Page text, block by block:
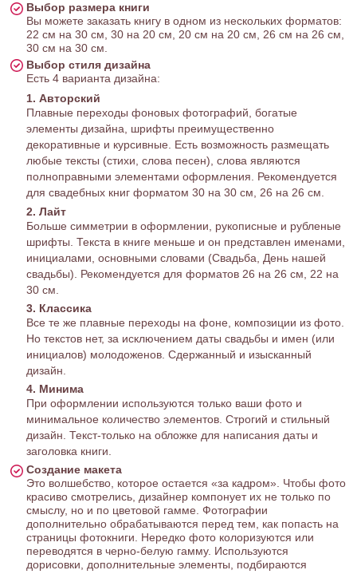
Выбор размера книги
Вы можете заказать книгу в одном из нескольких форматов:
22 см на 30 см, 30 на 20 см, 20 см на 20 см, 26 см на 26 см,
30 см на 30 см.
Выбор стиля дизайна
Есть 4 варианта дизайна:
1. Авторский
Плавные переходы фоновых фотографий, богатые
элементы дизайна, шрифты преимущественно
декоративные и курсивные. Есть возможность размещать
любые тексты (стихи, слова песен), слова являются
полноправными элементами оформления. Рекомендуется
для свадебных книг форматом 30 на 30 см, 26 на 26 см.
2. Лайт
Больше симметрии в оформлении, рукописные и рубленые
шрифты. Текста в книге меньше и он представлен именами,
инициалами, основными словами (Свадьба, День нашей
свадьбы). Рекомендуется для форматов 26 на 26 см, 22 на
30 см.
3. Классика
Все те же плавные переходы на фоне, композиции из фото.
Но текстов нет, за исключением даты свадьбы и имен (или
инициалов) молодоженов. Сдержанный и изысканный
дизайн.
4. Минима
При оформлении используются только ваши фото и
минимальное количество элементов. Строгий и стильный
дизайн. Текст-только на обложке для написания даты и
заголовка книги.
Создание макета
Это волшебство, которое остается «за кадром». Чтобы фото
красиво смотрелись, дизайнер компонует их не только по
смыслу, но и по цветовой гамме. Фотографии
дополнительно обрабатываются перед тем, как попасть на
страницы фотокниги. Нередко фото колоризуются или
переводятся в черно-белую гамму. Используются
дорисовки, дополнительные элементы, подбираются